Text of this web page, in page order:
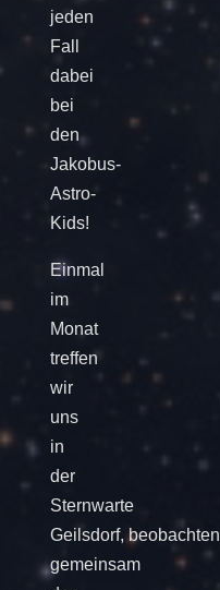
jeden
Fall
dabei
bei
den
Jakobus-
Astro-
Kids!
Einmal
im
Monat
treffen
wir
uns
in
der
Sternwarte
Geilsdorf, beobachten
gemeinsam